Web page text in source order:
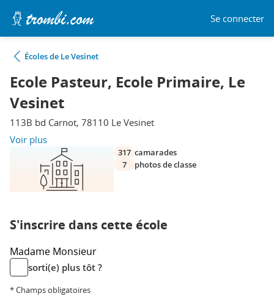
Se connecter
Écoles de Le Vesinet
Ecole Pasteur, Ecole Primaire, Le
Vesinet
113B bd Carnot, 78110 Le Vesinet
Voir plus
317 camarades
7
photos de classe
S'inscrire dans cette école
Madame Monsieur
sorti(e) plus tôt ?
* Champs obligatoires